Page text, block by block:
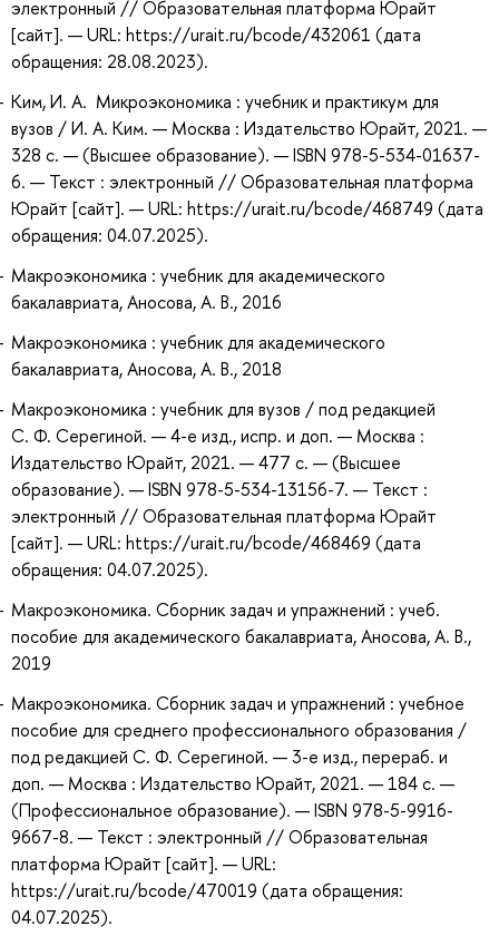
электронный // Образовательная платформа Юрайт
[сайт]. — URL: https://urait.ru/bcode/432061 (дата
обращения: 28.08.2023).
Ким, И. А. Микроэкономика : учебник и практикум для
вузов / И. А. Ким. — Москва : Издательство Юрайт, 2021. —
328 с. — (Высшее образование). — ISBN 978-5-534-01637-
6. — Текст : электронный // Образовательная платформа
Юрайт [сайт]. — URL: https://urait.ru/bcode/468749 (дата
обращения: 04.07.2025).
Макроэкономика : учебник для академического
бакалавриата, Аносова, А. В., 2016
Макроэкономика : учебник для академического
бакалавриата, Аносова, А. В., 2018
Макроэкономика : учебник для вузов / под редакцией
С. Ф. Серегиной. — 4-е изд., испр. и доп. — Москва :
Издательство Юрайт, 2021. — 477 с. — (Высшее
образование). — ISBN 978-5-534-13156-7. — Текст :
электронный // Образовательная платформа Юрайт
[сайт]. — URL: https://urait.ru/bcode/468469 (дата
обращения: 04.07.2025).
Макроэкономика. Сборник задач и упражнений : учеб.
пособие для академического бакалавриата, Аносова, А. В.,
2019
Макроэкономика. Сборник задач и упражнений : учебное
пособие для среднего профессионального образования /
под редакцией С. Ф. Серегиной. — 3-е изд., перераб. и
доп. — Москва : Издательство Юрайт, 2021. — 184 с. —
(Профессиональное образование). — ISBN 978-5-9916-
9667-8. — Текст : электронный // Образовательная
платформа Юрайт [сайт]. — URL:
https://urait.ru/bcode/470019 (дата обращения:
04.07.2025).